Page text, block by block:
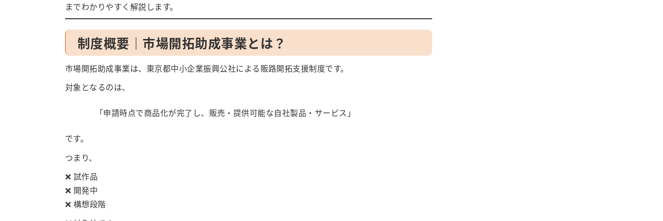
までわかりやすく解説します。
制度概要｜市場開拓助成事業とは？
市場開拓助成事業は、東京都中小企業振興公社による販路開拓支援制度です。
対象となるのは、
「申請時点で商品化が完了し、販売・提供可能な自社製品・サービス」
です。
つまり、
❌ 試作品
❌ 開発中
❌ 構想段階